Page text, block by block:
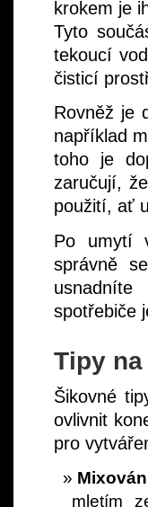
krokem je
Tyto
tekoucí
čisticí
Rovněž je
například
toho je
zaručují,
použití, ať
Po umytí
správně
spotřebiče
Tipy
Šikovné
ovlivnit
pro
mletím